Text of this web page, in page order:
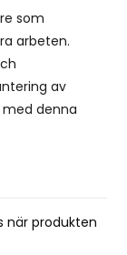
som
arbeten.
av
med denna
när produkten